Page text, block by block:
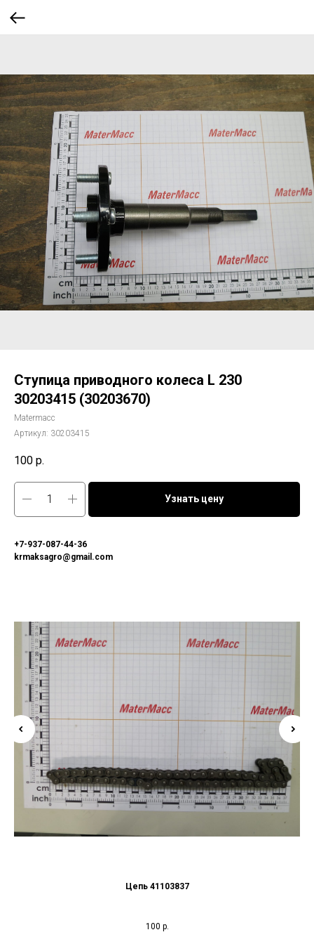
Ступица приводного колеса L 230
30203415 (30203670)
Matermacc
Артикул: 30203415
100 р.
Узнать цену
+7-937-087-44-36
krmaksagro@gmail.com
Цепь 41103837
100 р.